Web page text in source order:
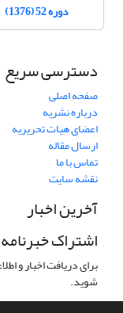
دوره 52 (1376)
دسترسی سریع
صفحه اصلی
درباره نشریه
اعضای هیات تحریریه
ارسال مقاله
تماس با ما
نقشه سایت
آخرین اخبار
اشتراک خبرنامه
برای دریافت اخبار و
شوید.